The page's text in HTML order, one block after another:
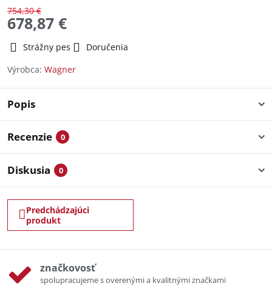
754,30 €
678,87 €
Strážny pes
Doručenia
Výrobca: Wagner
Popis
Recenzie 0
Diskusia 0
Predchádzajúci
produkt
značkovosť
spolupracujeme s overenými a kvalitnými značkami